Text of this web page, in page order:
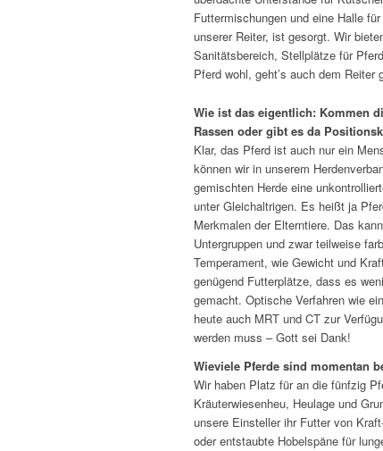
Futtermischungen und eine Halle
unserer Reiter, ist gesorgt. Wir
Sanitätsbereich, Stellplätze für
Pferd wohl, geht’s auch dem Reiter
Wie ist das eigentlich: Kommen
Rassen oder gibt es da
Klar, das Pferd ist auch nur ein
können wir in unserem
gemischten Herde eine
unter Gleichaltrigen. Es heißt ja
Merkmalen der Elterntiere. Das
Untergruppen und zwar teilweise
Temperament, wie Gewicht und
genügend Futterplätze, dass es
gemacht. Optische Verfahren wie
heute auch MRT und CT zur
werden muss – Gott sei Dank!
Wieviele Pferde sind momentan
Wir haben Platz für an die fünfzig
Kräuterwiesenheu, Heulage und
unsere Einsteller ihr Futter von
oder entstaubte Hobelspäne für